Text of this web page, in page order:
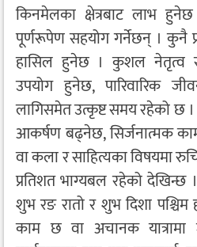
किनमेलका क्षेत्रबाट लाभ
पूर्णरूपेण सहयोग गर्नेछन् । कुनै
हासिल हुनेछ । कुशल नेतृत्व र
उपयोग हुनेछ, पारिवारिक
लागिसमेत उत्कृष्ट समय रहेको छ ।
आकर्षण बढ्नेछ, सिर्जनात्मक
वा कला र साहित्यका विषयमा
प्रतिशत भाग्यबल रहेको
शुभ रङ रातो र शुभ दिशा
काम छ वा अचानक